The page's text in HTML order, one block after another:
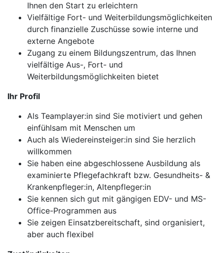
Ihnen den Start zu erleichtern
Vielfältige Fort- und Weiterbildungsmöglichkeiten
durch finanzielle Zuschüsse sowie interne und
externe Angebote
Zugang zu einem Bildungszentrum, das Ihnen
vielfältige Aus-, Fort- und
Weiterbildungsmöglichkeiten bietet
Ihr Profil
Als Teamplayer:in sind Sie motiviert und gehen
einfühlsam mit Menschen um
Auch als Wiedereinsteiger:in sind Sie herzlich
willkommen
Sie haben eine abgeschlossene Ausbildung als
examinierte Pflegefachkraft bzw. Gesundheits- &
Krankenpfleger:in, Altenpfleger:in
Sie kennen sich gut mit gängigen EDV- und MS-
Office-Programmen aus
Sie zeigen Einsatzbereitschaft, sind organisiert,
aber auch flexibel